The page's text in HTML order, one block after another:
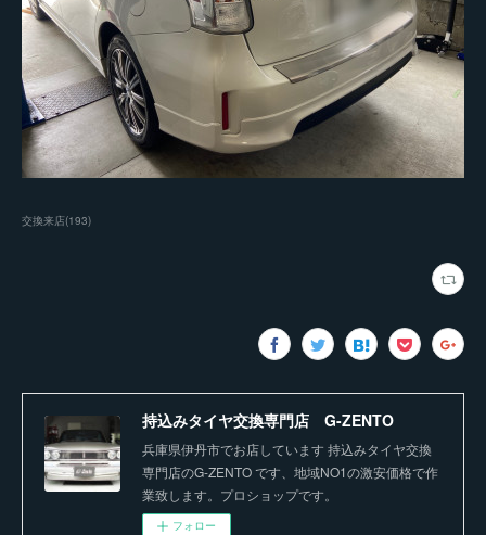
交換来店(193)
持込みタイヤ交換専門店 G-ZENTO
兵庫県伊丹市でお店しています 持込みタイヤ交換
専門店のG-ZENTO です、地域NO1の激安価格で作
業致します。プロショップです。
フォロー